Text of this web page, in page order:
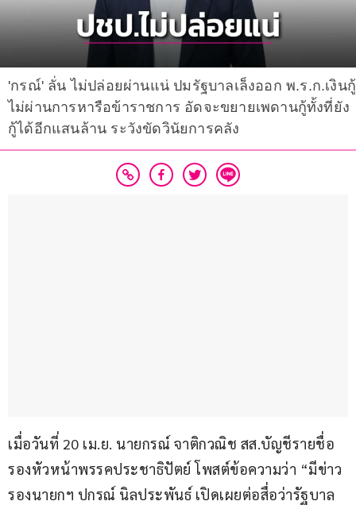
'กรณ์' ลั่น ไม่ปล่อยผ่านแน่ ปมรัฐบาลเล็งออก พ.ร.ก.เงินกู้
ไม่ผ่านการหารือข้าราชการ อัดจะขยายเพดานกู้ทั้งที่ยัง
กู้ได้อีกแสนล้าน ระวังขัดวินัยการคลัง
เมื่อวันที่ 20 เม.ย. นายกรณ์ จาติกวณิช สส.บัญชีรายชื่อ
รองหัวหน้าพรรคประชาธิปัตย์ โพสต์ข้อความว่า “มีข่าว
รองนายกฯ ปกรณ์ นิลประพันธ์ เปิดเผยต่อสื่อว่ารัฐบาล